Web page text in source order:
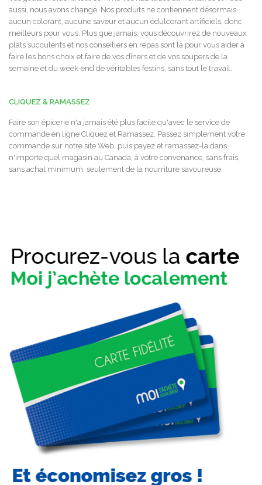
aussi, nous avons changé. Nos produits ne contiennent désormais
aucun colorant, aucune saveur et aucun édulcorant artificiels, donc
meilleurs pour vous. Plus que jamais, vous découvrirez de nouveaux
plats succulents et nos conseillers en repas sont là pour vous aider à
faire les bons choix et faire de vos dîners et de vos soupers de la
semaine et du week-end de véritables festins, sans tout le travail.
CLIQUEZ & RAMASSEZ
Faire son épicerie n'a jamais été plus facile qu'avec le service de
commande en ligne Cliquez et Ramassez. Passez simplement votre
commande sur notre site Web, puis payez et ramassez-la dans
n'importe quel magasin au Canada, à votre convenance, sans frais,
sans achat minimum, seulement de la nourriture savoureuse.